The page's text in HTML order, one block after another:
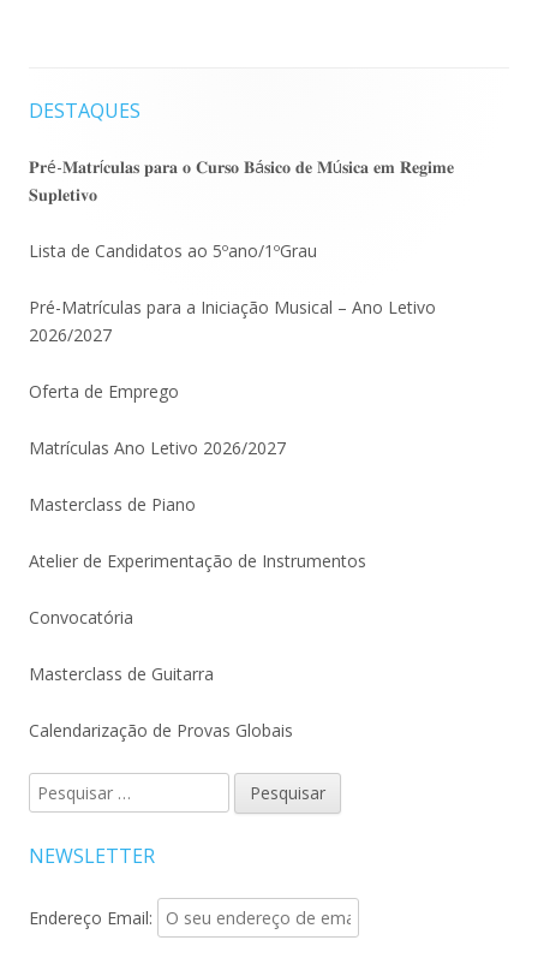
Barra
lateral
principal
DESTAQUES
𝐏𝐫é-𝐌𝐚𝐭𝐫í𝐜𝐮𝐥𝐚𝐬 𝐩𝐚𝐫𝐚 𝐨 𝐂𝐮𝐫𝐬𝐨 𝐁á𝐬𝐢𝐜𝐨 𝐝𝐞 𝐌ú𝐬𝐢𝐜𝐚 𝐞𝐦 𝐑𝐞𝐠𝐢𝐦𝐞
𝐒𝐮𝐩𝐥𝐞𝐭𝐢𝐯𝐨
Lista de Candidatos ao 5ºano/1ºGrau
Pré-Matrículas para a Iniciação Musical – Ano Letivo
2026/2027
Oferta de Emprego
Matrículas Ano Letivo 2026/2027
Masterclass de Piano
Atelier de Experimentação de Instrumentos
Convocatória
Masterclass de Guitarra
Calendarização de Provas Globais
Pesquisar
por:
NEWSLETTER
Endereço Email: